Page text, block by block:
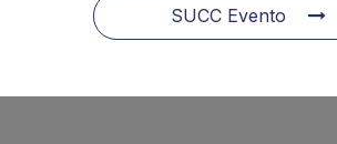
SUCC Evento